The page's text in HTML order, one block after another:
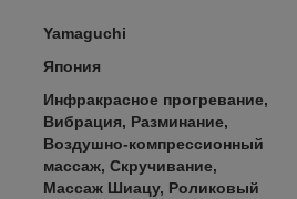
Yamaguchi
Япония
Инфракрасное прогревание,
Вибрация, Разминание,
Воздушно-компрессионный
массаж, Скручивание,
Массаж Шиацу, Роликовый